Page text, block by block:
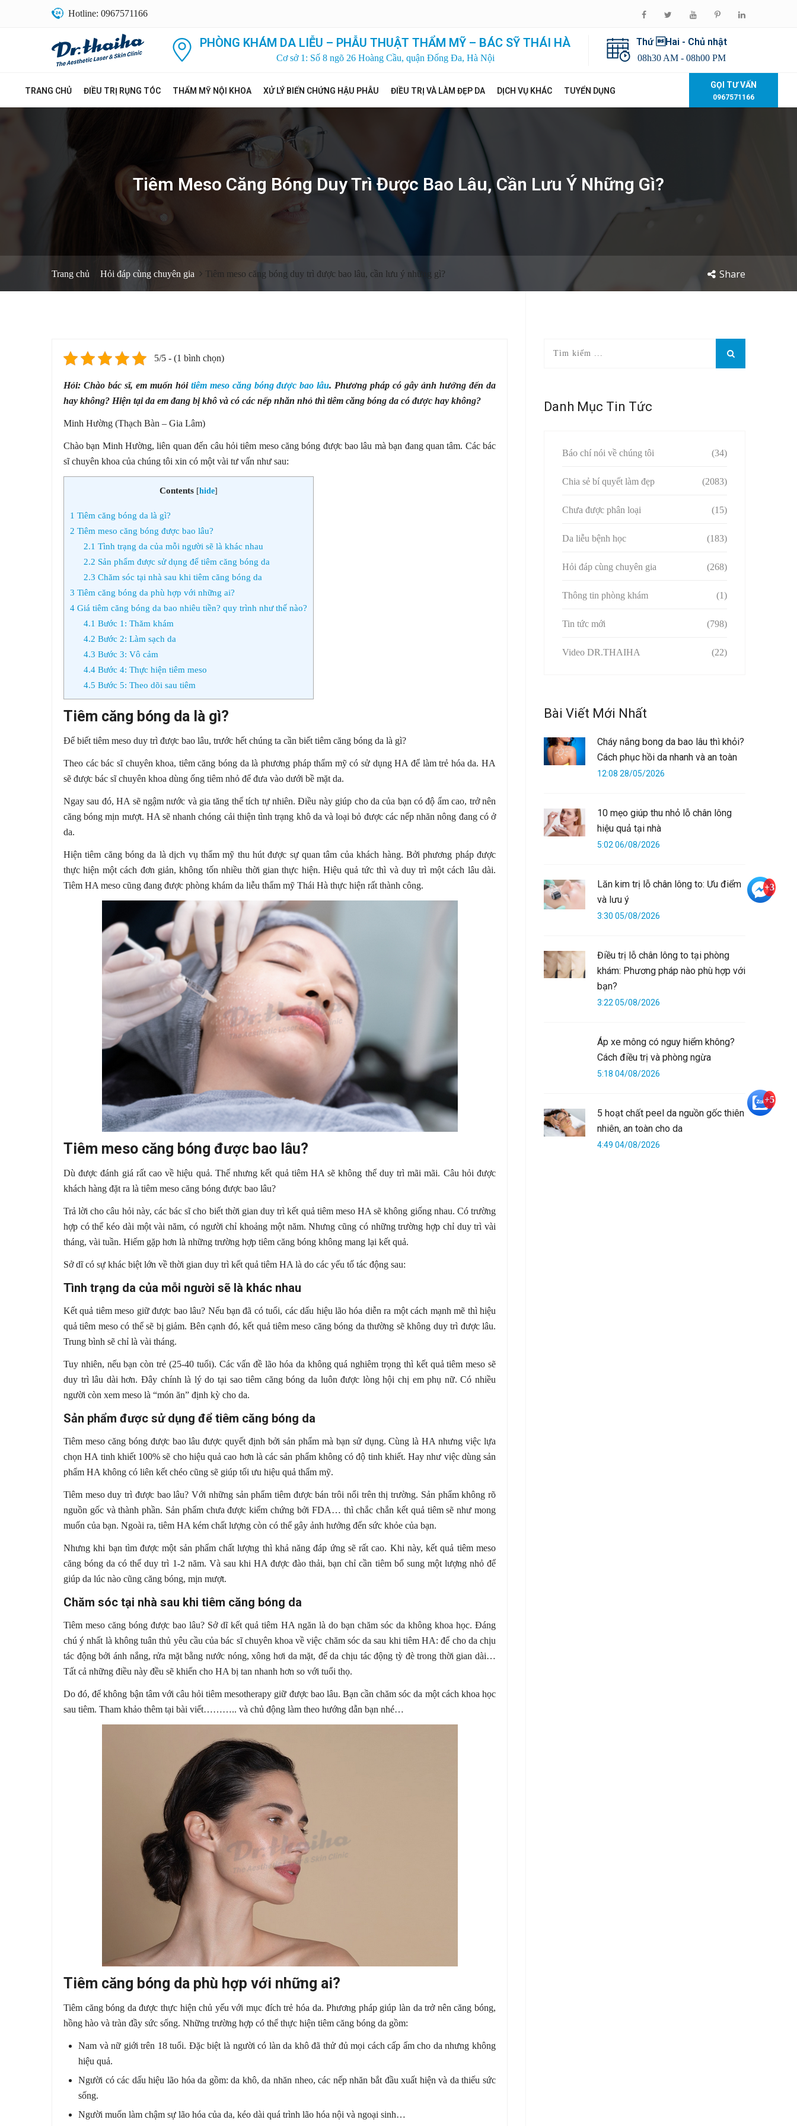
Hotline: 0967571166
PHÒNG KHÁM DA LIỄU – PHẪU THUẬT THẨM MỸ – BÁC SỸ THÁI HÀ
Cơ sở 1: Số 8 ngõ 26 Hoàng Cầu, quận Đống Đa, Hà Nội
Thứ Hai - Chủ nhật
08h30 AM - 08h00 PM
TRANG CHỦ ĐIỀU TRỊ RỤNG TÓC THẨM MỸ NỘI KHOA XỬ LÝ BIẾN CHỨNG HẬU PHẪU ĐIỀU TRỊ VÀ LÀM ĐẸP DA DỊCH VỤ KHÁC TUYỂN DỤNG
GỌI TƯ VẤN
0967571166
Tiêm Meso Căng Bóng Duy Trì Được Bao Lâu, Cần Lưu Ý Những Gì?
Trang chủ Hỏi đáp cùng chuyên gia Tiêm meso căng bóng duy trì được bao lâu, cần lưu ý những gì? Share
5/5 - (1 bình chọn)
Hỏi: Chào bác sĩ, em muốn hỏi tiêm meso căng bóng được bao lâu. Phương pháp có gây ảnh hưởng đến da
hay không? Hiện tại da em đang bị khô và có các nếp nhăn nhỏ thì tiêm căng bóng da có được hay không?
Minh Hường (Thạch Bàn – Gia Lâm)
Chào bạn Minh Hường, liên quan đến câu hỏi tiêm meso căng bóng được bao lâu mà bạn đang quan tâm. Các bác
sĩ chuyên khoa của chúng tôi xin có một vài tư vấn như sau:
Contents [hide]
1 Tiêm căng bóng da là gì?
2 Tiêm meso căng bóng được bao lâu?
2.1 Tình trạng da của mỗi người sẽ là khác nhau
2.2 Sản phẩm được sử dụng để tiêm căng bóng da
2.3 Chăm sóc tại nhà sau khi tiêm căng bóng da
3 Tiêm căng bóng da phù hợp với những ai?
4 Giá tiêm căng bóng da bao nhiêu tiền? quy trình như thế nào?
4.1 Bước 1: Thăm khám
4.2 Bước 2: Làm sạch da
4.3 Bước 3: Vô cảm
4.4Bước 4: Thực hiện tiêm meso
4.5 Bước 5: Theo dõi sau tiêm
Tiêm căng bóng da là gì?
Để biết tiêm meso duy trì được bao lâu, trước hết chúng ta cần biết tiêm căng bóng da là gì?
Theo các bác sĩ chuyên khoa, tiêm căng bóng da là phương pháp thẩm mỹ có sử dụng HA để làm trẻ hóa da. HA
sẽ được bác sĩ chuyên khoa dùng ống tiêm nhỏ để đưa vào dưới bề mặt da.
Ngay sau đó, HA sẽ ngậm nước và gia tăng thể tích tự nhiên. Điều này giúp cho da của bạn có độ ẩm cao, trở nên
căng bóng mịn mượt. HA sẽ nhanh chóng cải thiện tình trạng khô da và loại bỏ được các nếp nhăn nông đang có ở
da.
Hiện tiêm căng bóng da là dịch vụ thẩm mỹ thu hút được sự quan tâm của khách hàng. Bởi phương pháp được
thực hiện một cách đơn giản, không tốn nhiều thời gian thực hiện. Hiệu quả tức thì và duy trì một cách lâu dài.
Tiêm HA meso cũng đang được phòng khám da liễu thẩm mỹ Thái Hà thực hiện rất thành công.
Tiêm meso căng bóng được bao lâu?
Dù được đánh giá rất cao về hiệu quả. Thế nhưng kết quả tiêm HA sẽ không thể duy trì mãi mãi. Câu hỏi được
khách hàng đặt ra là tiêm meso căng bóng được bao lâu?
Trả lời cho câu hỏi này, các bác sĩ cho biết thời gian duy trì kết quả tiêm meso HA sẽ không giống nhau. Có trường
hợp có thể kéo dài một vài năm, có người chỉ khoảng một năm. Nhưng cũng có những trường hợp chỉ duy trì vài
tháng, vài tuần. Hiếm gặp hơn là những trường hợp tiêm căng bóng không mang lại kết quả.
Sở dĩ có sự khác biệt lớn về thời gian duy trì kết quả tiêm HA là do các yếu tố tác động sau:
Tình trạng da của mỗi người sẽ là khác nhau
Kết quả tiêm meso giữ được bao lâu? Nếu bạn đã có tuổi, các dấu hiệu lão hóa diễn ra một cách mạnh mẽ thì hiệu
quả tiêm meso có thể sẽ bị giảm. Bên cạnh đó, kết quả tiêm meso căng bóng da thường sẽ không duy trì được lâu.
Trung bình sẽ chỉ là vài tháng.
Tuy nhiên, nếu bạn còn trẻ (25-40 tuổi). Các vấn đề lão hóa da không quá nghiêm trọng thì kết quả tiêm meso sẽ
duy trì lâu dài hơn. Đây chính là lý do tại sao tiêm căng bóng da luôn được lòng hội chị em phụ nữ. Có nhiều
người còn xem meso là “món ăn” định kỳ cho da.
Sản phẩm được sử dụng để tiêm căng bóng da
Tiêm meso căng bóng được bao lâu được quyết định bởi sản phẩm mà bạn sử dụng. Cùng là HA nhưng việc lựa
chọn HA tinh khiết 100% sẽ cho hiệu quả cao hơn là các sản phẩm không có độ tinh khiết. Hay như việc dùng sản
phẩm HA không có liên kết chéo cũng sẽ giúp tối ưu hiệu quả thẩm mỹ.
Tiêm meso duy trì được bao lâu? Với những sản phẩm tiêm được bán trôi nổi trên thị trường. Sản phẩm không rõ
nguồn gốc và thành phần. Sản phẩm chưa được kiểm chứng bởi FDA… thì chắc chắn kết quả tiêm sẽ như mong
muốn của bạn. Ngoài ra, tiêm HA kém chất lượng còn có thể gây ảnh hưởng đến sức khỏe của bạn.
Nhưng khi bạn tìm được một sản phẩm chất lượng thì khả năng đáp ứng sẽ rất cao. Khi này, kết quả tiêm meso
căng bóng da có thể duy trì 1-2 năm. Và sau khi HA được đào thải, bạn chỉ cần tiêm bổ sung một lượng nhỏ để
giúp da lúc nào cũng căng bóng, mịn mượt.
Chăm sóc tại nhà sau khi tiêm căng bóng da
Tiêm meso căng bóng được bao lâu? Sở dĩ kết quả tiêm HA ngăn là do bạn chăm sóc da không khoa học. Đáng
chú ý nhất là không tuân thủ yêu cầu của bác sĩ chuyên khoa về việc chăm sóc da sau khi tiêm HA: để cho da chịu
tác động bởi ánh nắng, rửa mặt bằng nước nóng, xông hơi da mặt, để da chịu tác động tỳ đè trong thời gian dài…
Tất cả những điều này đều sẽ khiến cho HA bị tan nhanh hơn so với tuổi thọ.
Do đó, để không bận tâm với câu hỏi tiêm mesotherapy giữ được bao lâu. Bạn cần chăm sóc da một cách khoa học
sau tiêm. Tham khảo thêm tại bài viết……….. và chủ động làm theo hướng dẫn bạn nhé…
Tiêm căng bóng da phù hợp với những ai?
Tiêm căng bóng da được thực hiện chủ yếu với mục đích trẻ hóa da. Phương pháp giúp làn da trở nên căng bóng,
hồng hào và tràn đầy sức sống. Những trường hợp có thể thực hiện tiêm căng bóng da gồm:
Nam và nữ giới trên 18 tuổi. Đặc biệt là người có làn da khô đã thử đủ mọi cách cấp ẩm cho da nhưng không
hiệu quả.
Người có các dấu hiệu lão hóa da gồm: da khô, da nhăn nheo, các nếp nhăn bắt đầu xuất hiện và da thiếu sức
sống.
Người muốn làm chậm sự lão hóa của da, kéo dài quá trình lão hóa nội và ngoại sinh…
Danh Mục Tin Tức
Báo chí nói về chúng tôi (34)
Chia sẻ bí quyết làm đẹp (2083)
Chưa được phân loại (15)
Da liễu bệnh học (183)
Hỏi đáp cùng chuyên gia (268)
Thông tin phòng khám (1)
Tin tức mới (798)
Video DR.THAIHA (22)
Bài Viết Mới Nhất
Cháy nắng bong da bao lâu thì khỏi?
Cách phục hồi da nhanh và an toàn
12:08 28/05/2026
10 mẹo giúp thu nhỏ lỗ chân lông
hiệu quả tại nhà
5:02 06/08/2026
Lăn kim trị lỗ chân lông to: Ưu điểm
và lưu ý
3:30 05/08/2026
Điều trị lỗ chân lông to tại phòng
khám: Phương pháp nào phù hợp với
bạn?
3:22 05/08/2026
Áp xe mông có nguy hiểm không?
Cách điều trị và phòng ngừa
5:18 04/08/2026
5 hoạt chất peel da nguồn gốc thiên
nhiên, an toàn cho da
4:49 04/08/2026
+3
+5